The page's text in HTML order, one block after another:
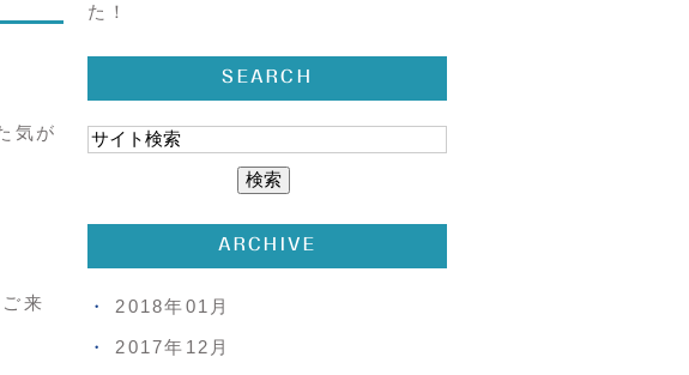
気が
来
た！
SEARCH
ARCHIVE
2018年01月
2017年12月